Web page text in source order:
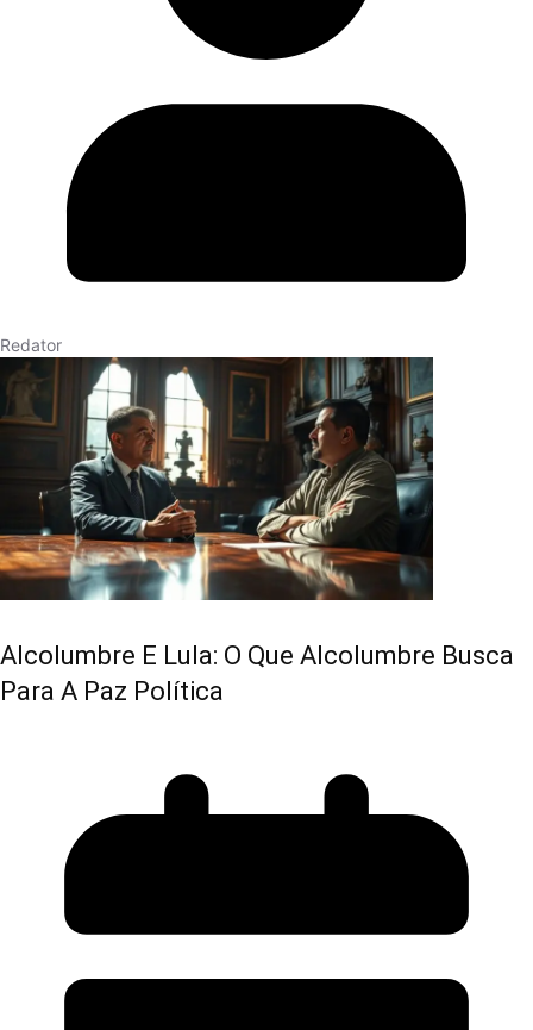
Redator
Alcolumbre E Lula: O Que Alcolumbre Busca
Para A Paz Política